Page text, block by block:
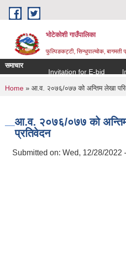
Skip to main content
भोटेकोशी गाउँपालिका
फुल्पिङकट्टी, सिन्धुपाल्चोक, बागमती
समाचार
Invitation for E-bid
You are here
Home » आ.व. २०७६/०७७ को अन्तिम लेखा
आ.व. २०७६/०७७ को अन्तिम
प्रतिवेदन
Submitted on: Wed, 12/28/2022